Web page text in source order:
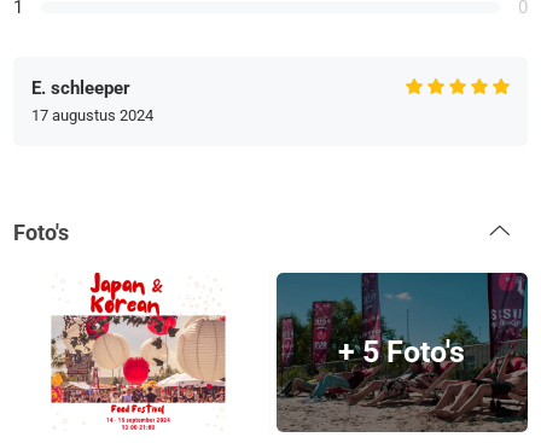
1 0
E. schleeper
17 augustus 2024
Foto's
+ 5 Foto's